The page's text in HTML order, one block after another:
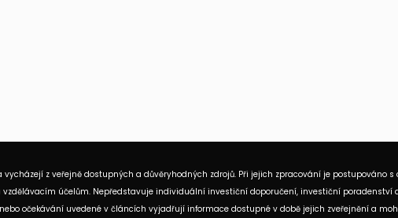
z veřejně dostupných a důvěryhodných zdrojů. Při jejich zpracování je
účelům. Nepředstavuje individuální investiční doporučení, investiční poradenství
očekávání uvedené v článcích vyjadřují informace dostupné v době jejich zveřejnění a